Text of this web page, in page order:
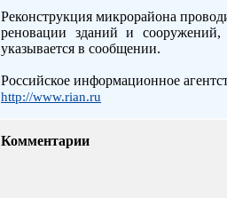
Реконструкция микрорайона
реновации зданий и сооружений,
указывается в сообщении.
Российское информационное
http://www.rian.ru
Комментарии